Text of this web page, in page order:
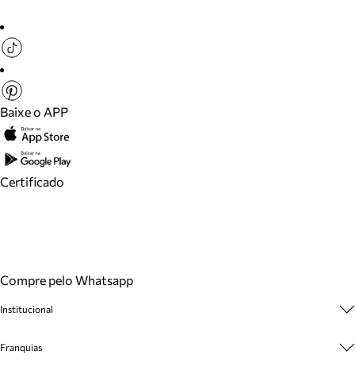
Baixe o APP
Certificado
Compre pelo Whatsapp
Institucional
Cashback
Franquias